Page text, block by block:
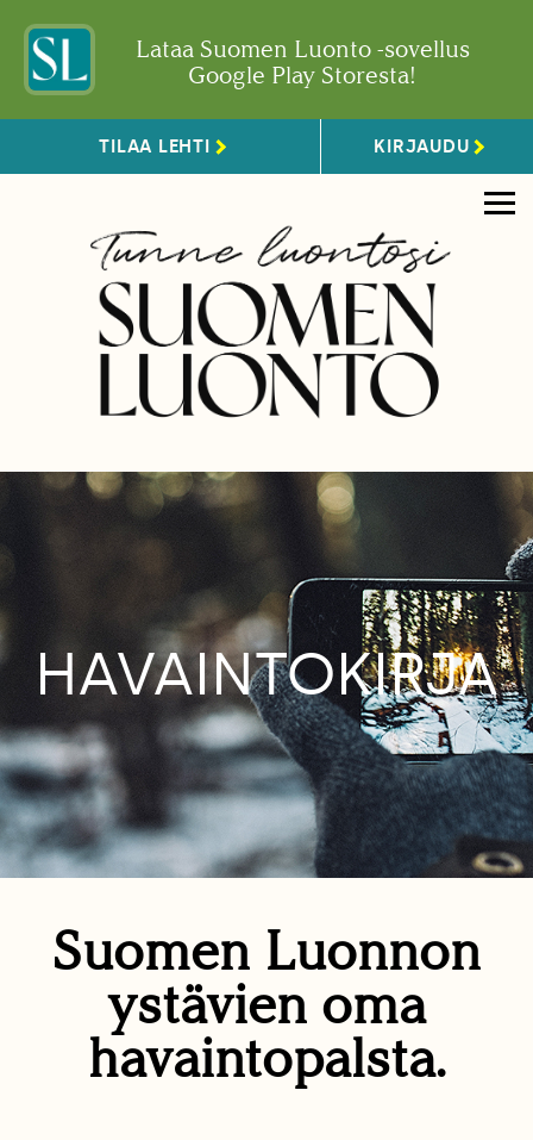
Lataa Suomen Luonto -sovellus
Google Play Storesta!
TILAA LEHTI KIRJAUDU
HAVAINTOKIRJA
Suomen Luonnon
ystävien oma
havaintopalsta.